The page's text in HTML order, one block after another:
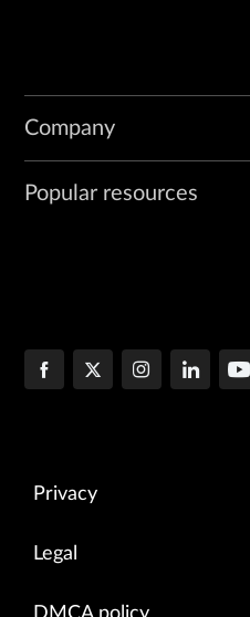
Company
Popular resources
Privacy
Legal